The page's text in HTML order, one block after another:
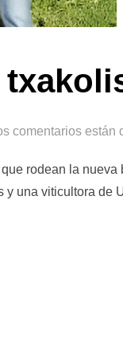
comentarios están
rodean la nueva
una viticultora de